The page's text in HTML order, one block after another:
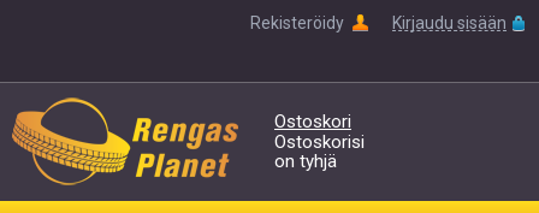
Rekisteröidy Kirjaudu sisään
Ostoskori
Ostoskorisi
on tyhjä